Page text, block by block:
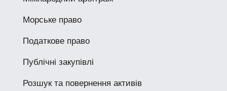
Морське право
Податкове право
Публічні закупівлі
Розшук та повернення активів